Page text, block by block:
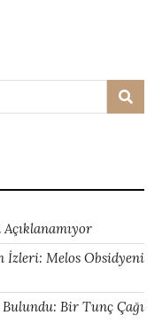
Açıklanamıyor
İzleri: Melos Obsidyeni
Bir Tunç Çağı